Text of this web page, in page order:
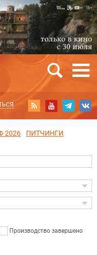
2026
ПИТЧИНГИ
Производство завершено